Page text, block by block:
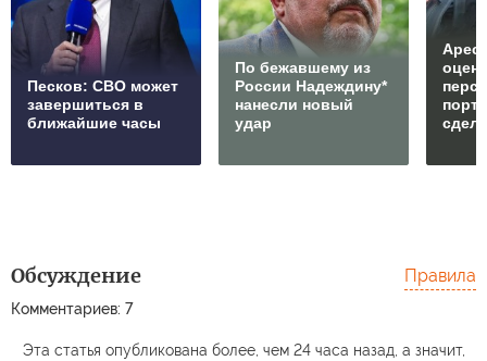
Песков: СВО может
завершиться в
ближайшие часы
По бежавшему из
России Надеждину*
нанесли новый
удар
Обсуждение
Комментариев: 7
Правила
Эта статья опубликована более, чем 24 часа назад, а значит,